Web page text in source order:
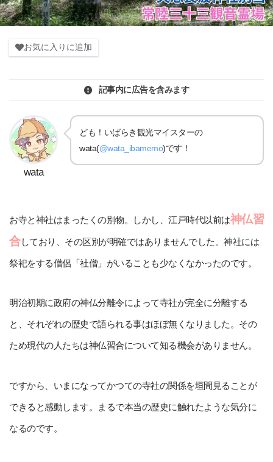
お気に入りに追加
記事内に広告を含みます
wata
ども！いばらき観光マイスターの
wata(@wata_ibamemo)です！
お寺と神社はまったくの別物。しかし、江戸時代以前は神仏習
合しており、その区別が明確ではありませんでした。神社には
祭祀をする僧侶「社僧」がいることも少なくなかったのです。
明治初期に政府の神仏分離令によって寺社が完全に分離する
と、それぞれの歴史で語られる事はほぼ無くなりました。その
ため現代の人たちは神仏習合について知る機会がありません。
ですから、いまになってかつての寺社の関係を垣間見ることが
できると感動します。まるで本当の歴史に触れたような気分に
なるのです。